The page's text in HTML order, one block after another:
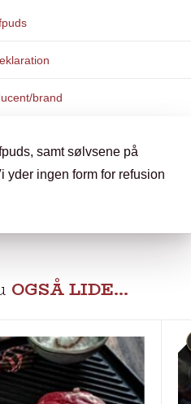
brand
samt sølvsene på
yder ingen form for refusion
OGSÅ LIDE…